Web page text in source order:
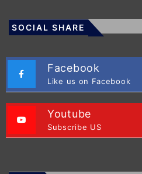
SOCIAL SHARE
Facebook
Like us on Facebook
Youtube
Subscribe US